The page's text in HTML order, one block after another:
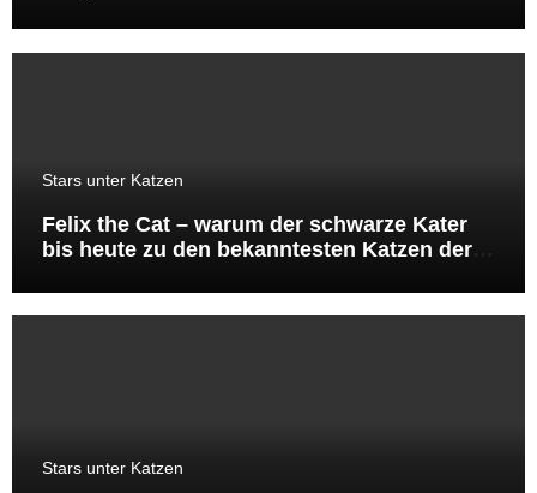
Stars unter Katzen
Felix the Cat – warum der schwarze Kater
bis heute zu den bekanntesten Katzen der
Stars unter Katzen